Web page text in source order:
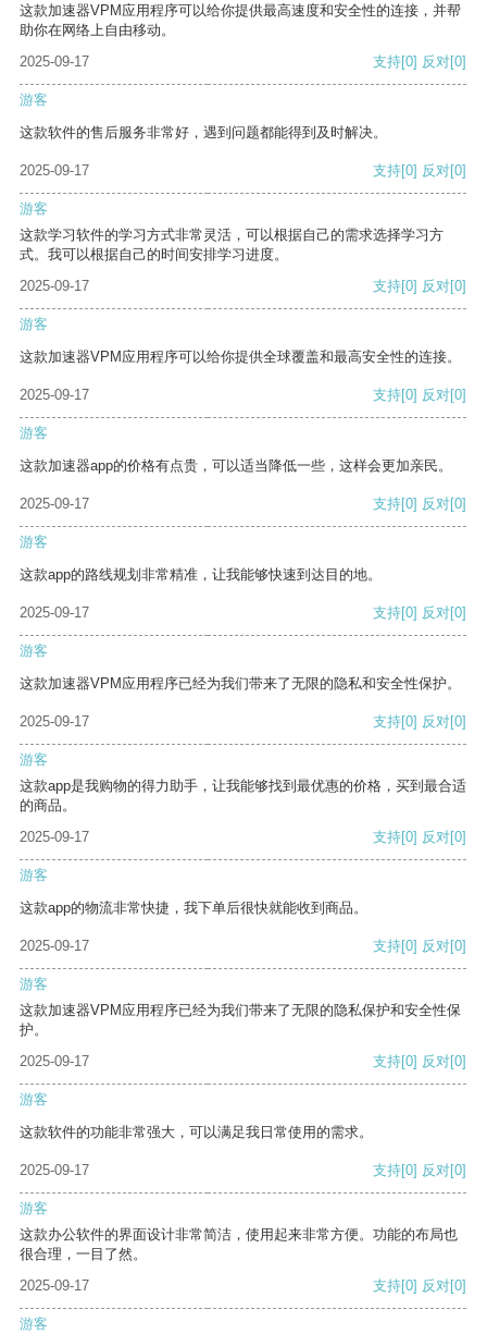
这款加速器VPM应用程序可以给你提供最高速度和安全性的连接，并帮
助你在网络上自由移动。
2025-09-17
支持[0] 反对[0]
游客
这款软件的售后服务非常好，遇到问题都能得到及时解决。
2025-09-17 支持[0] 反对[0]
游客
这款学习软件的学习方式非常灵活，可以根据自己的需求选择学习方
式。我可以根据自己的时间安排学习进度。
2025-09-17
支持[0] 反对[0]
游客
这款加速器VPM应用程序可以给你提供全球覆盖和最高安全性的连接。
2025-09-17 支持[0] 反对[0]
游客
这款加速器app的价格有点贵，可以适当降低一些，这样会更加亲民。
2025-09-17 支持[0] 反对[0]
游客
这款app的路线规划非常精准，让我能够快速到达目的地。
2025-09-17 支持[0] 反对[0]
游客
这款加速器VPM应用程序已经为我们带来了无限的隐私和安全性保护。
2025-09-17 支持[0] 反对[0]
游客
这款app是我购物的得力助手，让我能够找到最优惠的价格，买到最合适
的商品。
2025-09-17
支持[0] 反对[0]
游客
这款app的物流非常快捷，我下单后很快就能收到商品。
2025-09-17 支持[0] 反对[0]
游客
这款加速器VPM应用程序已经为我们带来了无限的隐私保护和安全性保
护。
2025-09-17
支持[0] 反对[0]
游客
这款软件的功能非常强大，可以满足我日常使用的需求。
2025-09-17 支持[0] 反对[0]
游客
这款办公软件的界面设计非常简洁，使用起来非常方便。功能的布局也
很合理，一目了然。
2025-09-17
支持[0] 反对[0]
游客